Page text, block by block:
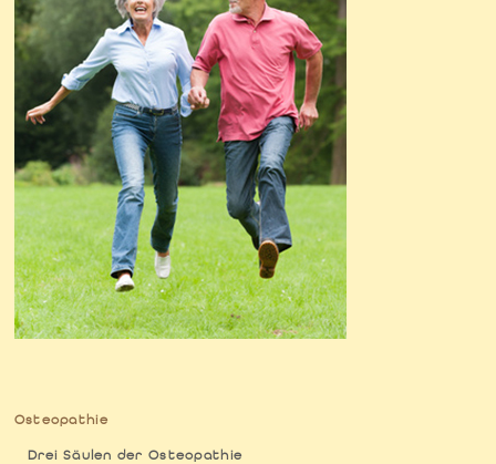
Osteopathie
Drei Säulen der Osteopathie